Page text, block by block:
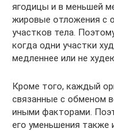
ягодицы и в меньшей
жировые отложения с
участков тела.
когда одни участки
медленнее или не
Кроме того, каждый
связанные с обменом
иными факторами.
его уменьшения также